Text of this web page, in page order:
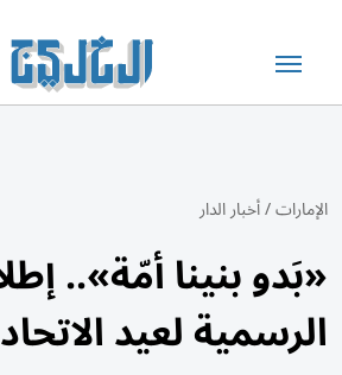
الإمارات/أخبار الدار
«بَدو بنينا أمّة»..
الرسمية لعيد الاتحاد